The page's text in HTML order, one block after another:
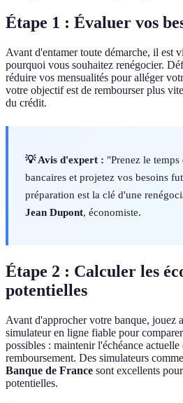
Étape 1 : Évaluer vos
Avant d'entamer toute démarche, il est
pourquoi vous souhaitez renégocier.
réduire vos mensualités pour alléger
votre objectif est de rembourser plus
du crédit.
💡 Avis d'expert : "Prenez le
bancaires et projetez vos besoins
préparation est la clé d'une
Jean Dupont, économiste.
Étape 2 : Calculer les
potentielles
Avant d'approcher votre banque, jouez
simulateur en ligne fiable pour
possibles : maintenir l'échéance
remboursement. Des simulateurs
Banque de France sont excellents
potentielles.